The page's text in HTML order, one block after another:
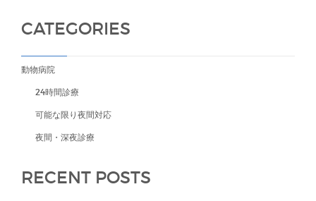
CATEGORIES
動物病院
24時間診療
可能な限り夜間対応
夜間・深夜診療
RECENT POSTS